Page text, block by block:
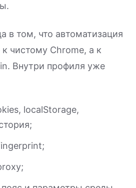
в том, что автоматизация
чистому Chrome, а к
Внутри профиля уже
localStorage,